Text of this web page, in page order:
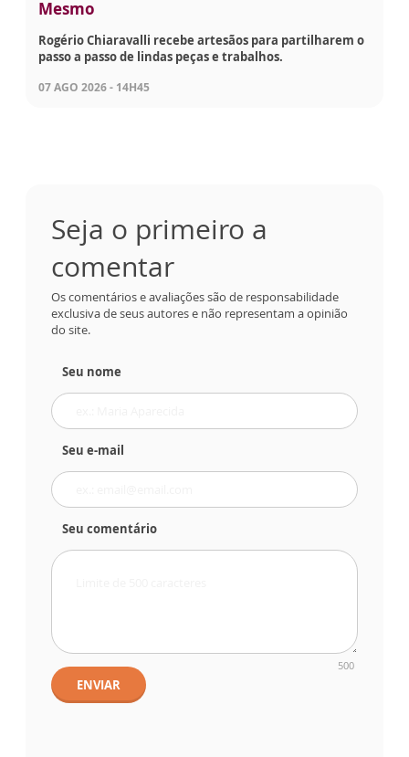
Mesmo
Rogério Chiaravalli recebe artesãos para partilharem o
passo a passo de lindas peças e trabalhos.
07 AGO 2026 - 14H45
Seja o primeiro a
comentar
Os comentários e avaliações são de responsabilidade
exclusiva de seus autores e não representam a opinião
do site.
Seu nome
Seu e-mail
Seu comentário
500
ENVIAR